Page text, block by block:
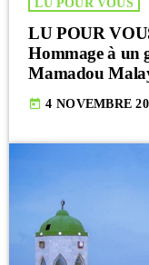
LU POUR VOUS
LU POUR
Hommage à un
Mamadou
today 4 NOVEMBRE